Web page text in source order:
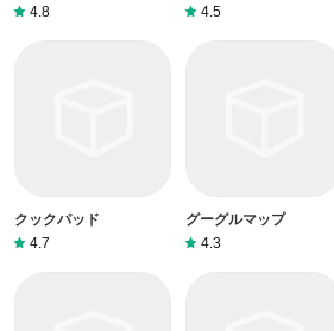
4.8
4.5
クックパッド
4.7
グーグルマップ
4.3